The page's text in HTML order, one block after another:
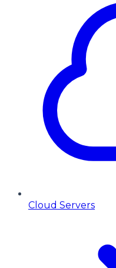
Cloud Servers